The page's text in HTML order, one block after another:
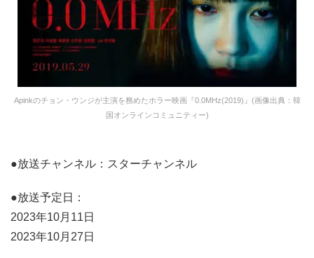
Apinkのチョン・ウンジが主演を務めたホラー映画『0.0MHz(2019)』(画像出典：韓
国オンラインコミュニティー)
●放送チャンネル：スターチャンネル
●放送予定日：
2023年10月11日
2023年10月27日